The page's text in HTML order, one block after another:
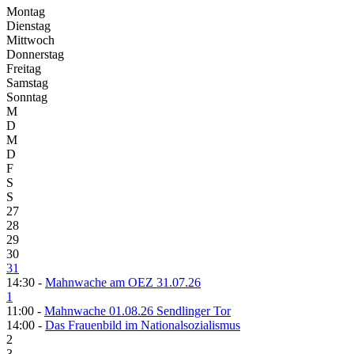
Montag
Dienstag
Mittwoch
Donnerstag
Freitag
Samstag
Sonntag
M
D
M
D
F
S
S
27
28
29
30
31
14:30 - Mahnwache am OEZ 31.07.26
1
11:00 - Mahnwache 01.08.26 Sendlinger Tor
14:00 - Das Frauenbild im Nationalsozialismus
2